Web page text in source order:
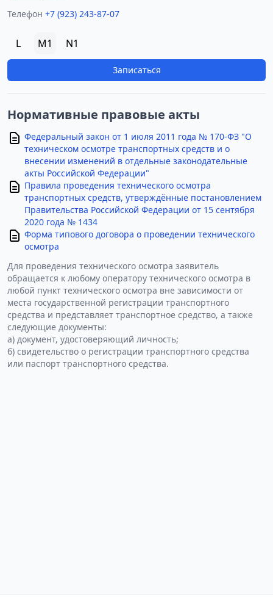
Телефон +7 (923) 243-87-07
L M1 N1
Записаться
Нормативные правовые акты
Федеральный закон от 1 июля 2011 года № 170-ФЗ "О
техническом осмотре транспортных средств и о
внесении изменений в отдельные законодательные
акты Российской Федерации"
Правила проведения технического осмотра
транспортных средств, утверждённые постановлением
Правительства Российской Федерации от 15 сентября
2020 года № 1434
Форма типового договора о проведении технического
осмотра
Для проведения технического осмотра заявитель
обращается к любому оператору технического осмотра в
любой пункт технического осмотра вне зависимости от
места государственной регистрации транспортного
средства и представляет транспортное средство, а также
следующие документы:
а) документ, удостоверяющий личность;
б) свидетельство о регистрации транспортного средства
или паспорт транспортного средства.